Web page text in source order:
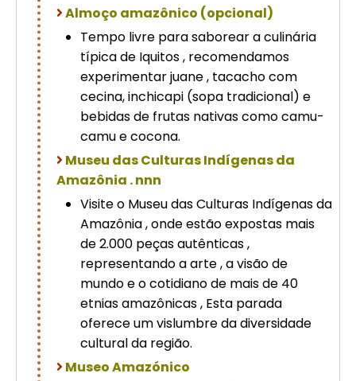
Almoço amazônico (opcional)
Tempo livre para saborear a culinária
típica de Iquitos , recomendamos
experimentar juane , tacacho com
cecina, inchicapi (sopa tradicional) e
bebidas de frutas nativas como camu-
camu e cocona.
Museu das Culturas Indígenas da
Amazônia . nnn
Visite o Museu das Culturas Indígenas da
Amazônia , onde estão expostas mais
de 2.000 peças autênticas ,
representando a arte , a visão de
mundo e o cotidiano de mais de 40
etnias amazônicas , Esta parada
oferece um vislumbre da diversidade
cultural da região.
Museo Amazónico